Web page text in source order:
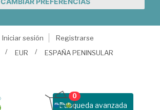
Iniciar sesión
Registrarse
EUR ESPAÑA PENINSULAR
Busqueda avanzada
0